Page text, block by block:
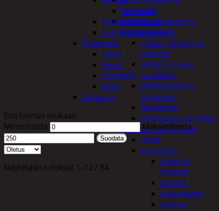
tarvikkeet
Paineilmatyökalut ja
kompressorit
Letkut, liittimet ja
pistoolit
Letkut ja muut
tarvikkeet
Maaliruiskut ja
tarvikkeet
Naulaimet
Pulttipyssyt ja räikät
Rakennusmateriaalit
Listat
Pienrauta
Lukot ja
hakaset
Koukut
Kalustejalat
Kulmat
Sandaalit
Paidat ja housut
Sukat ja säärystimet
Päähineet
Hatut
Huivit
Lippalakit
Pipot
Sadeasut
Etsi hinnan mukaan
Minimihinta
Maksimihinta
Suodata
Näytetään tulokset 1–12 / 94